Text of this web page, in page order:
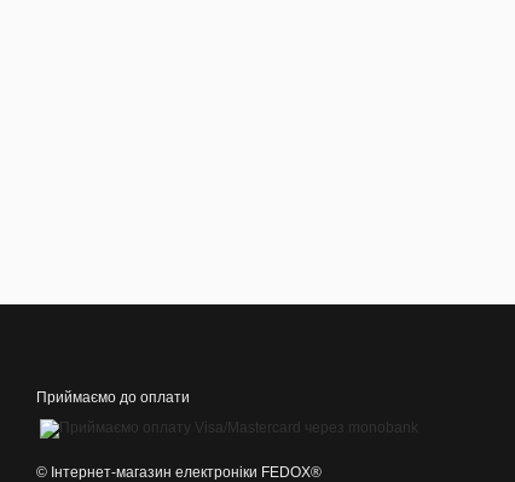
Приймаємо до оплати
©️ Інтернет-магазин електроніки FEDOX®